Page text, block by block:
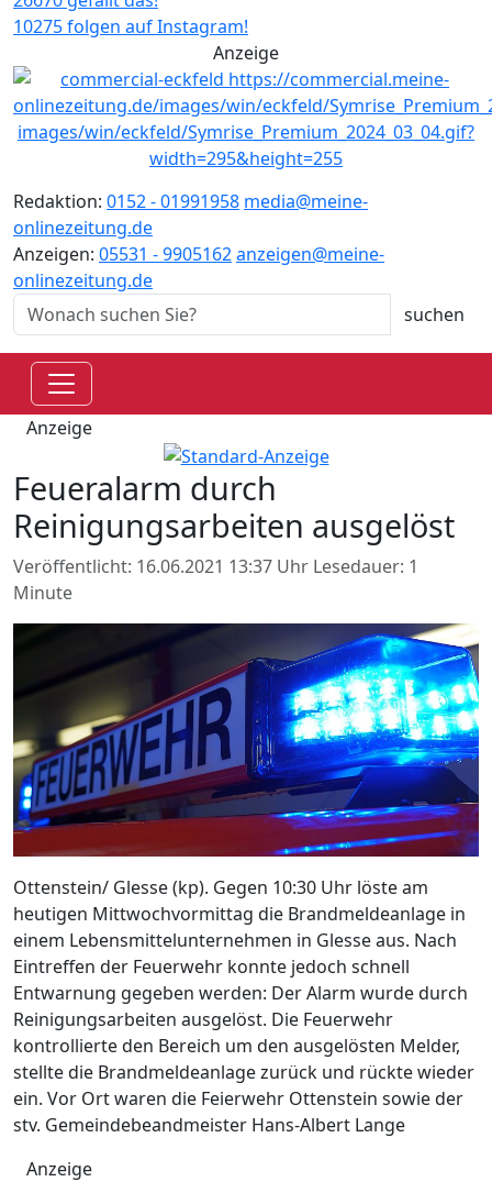
10275 folgen auf Instagram!
Anzeige
Redaktion: 0152 - 01991958 media@meine-
onlinezeitung.de
Anzeigen: 05531 - 9905162anzeigen@meine-
onlinezeitung.de
Anzeige
Feueralarm durch
Reinigungsarbeiten ausgelöst
Veröffentlicht: 16.06.2021 13:37 Uhr Lesedauer: 1
Minute
Ottenstein/ Glesse (kp). Gegen 10:30 Uhr löste am
heutigen Mittwochvormittag die Brandmeldeanlage in
einem Lebensmittelunternehmen in Glesse aus. Nach
Eintreffen der Feuerwehr konnte jedoch schnell
Entwarnung gegeben werden: Der Alarm wurde durch
Reinigungsarbeiten ausgelöst. Die Feuerwehr
kontrollierte den Bereich um den ausgelösten Melder,
stellte die Brandmeldeanlage zurück und rückte wieder
ein. Vor Ort waren die Feierwehr Ottenstein sowie der
stv. Gemeindebeandmeister Hans-Albert Lange
Anzeige